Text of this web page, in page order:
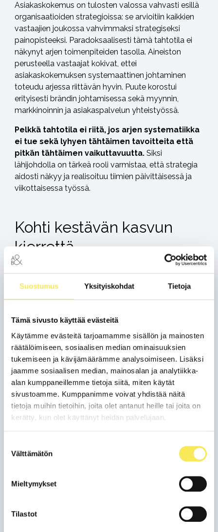
Suostumus Yksityiskohdat Tietoja
Tämä sivusto käyttää evästeitä
Käytämme evästeitä tarjoamamme sisällön ja mainosten
räätälöimiseen, sosiaalisen median ominaisuuksien
tukemiseen ja kävijämäärämme analysoimiseen. Lisäksi
jaamme sosiaalisen median, mainosalan ja analytiikka-
alan kumppaneillemme tietoja siitä, miten käytät
sivustoamme. Kumppanimme voivat yhdistää näitä
tietoja muihin tietoihin, joita olet antanut heille tai joita on
kerätty, kun olet käyttänyt heidän palvelujaan.
valinta
Välttämätön
Mieltymykset
Tilastot
Asiakaskokemus on tulosten valossa vahvasti esillä
organisaatioiden strategioissa: se arvioitiin kaikkien
vastaajien joukossa vahvimmaksi strategiseksi
painopisteeksi. Paradoksaalisesti tämä tahtotila ei
näkynyt arjen toimenpiteiden tasolla. Aineiston
perusteella vastaajat kokivat, ettei
asiakaskokemuksen systemaattinen johtaminen
toteudu arjessa riittävän hyvin. Puute korostui
erityisesti brändin johtamisessa sekä myynnin,
markkinoinnin ja asiakaspalvelun yhteistyössä.
Pelkkä tahtotila ei riitä, jos arjen systematiikka
ei tue sekä lyhyen tähtäimen tavoitteita että
pitkän tähtäimen vaikuttavuutta. Siksi
lähijohdolla on tärkeä rooli varmistaa, että strategia
aidosti näkyy ja realisoituu tiimien päivittäisessä ja
viikottaisessa työssä.
Kohti kestävän kasvun
kierrettä
Strategian selkeys, laadukas strategiaviestintä sekä
arjen työn johtaminen auttavat rakentamaan
positiivistakestävän kasvun kierrettä.
työntekijää tekemään arjessa oikeita valintoja. Nämä
yksittäiset arjen ratkaisut ja valinnat vievät
organisaatiota eteenpäin, kun ne kertautuvat
työntekijästä, tiimistä ja yksiköstä toiseen.
On kuitenkin tärkeää huomioida, että ylin johto
saattaa nähdä strategian selkeyden myönteisemmin
kuin muu organisaatio. Tämä voi johtua siitä, että
johdolla on strategiatyön ja päätöksenteon
näkökulmasta laajempi kokonaiskuva. Siksi voi olla,
onnistumaan työssään paremmin.
Joskus apu voi tulla strategian viestinnällistämisestä,
toisinaan paras anti voidaan saada strategiaan
riittää, että muistaa kysyä riittävän usein suoraan,
mitkä asiat auttaisivat työntekijöitä menestymään.